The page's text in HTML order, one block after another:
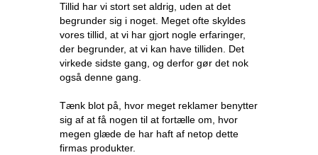
Tillid har vi stort set aldrig, uden at det
begrunder sig i noget. Meget ofte skyldes
vores tillid, at vi har gjort nogle erfaringer,
der begrunder, at vi kan have tilliden. Det
virkede sidste gang, og derfor gør det nok
også denne gang.
Tænk blot på, hvor meget reklamer benytter
sig af at få nogen til at fortælle om, hvor
megen glæde de har haft af netop dette
firmas produkter.